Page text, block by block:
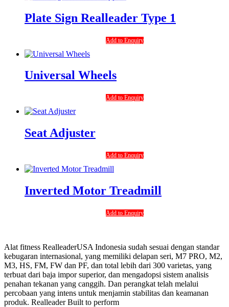
Plate Sign Realleader Type 1
Add to Enquiry
Universal Wheels
Add to Enquiry
Seat Adjuster
Add to Enquiry
Inverted Motor Treadmill
Add to Enquiry
Alat fitness RealleaderUSA Indonesia sudah sesuai dengan standar
kebugaran internasional, yang memiliki delapan seri, M7 PRO, M2,
M3, HS, FM, FW dan PF, dan total lebih dari 300 varietas, yang
terbuat dari baja impor superior, dan mengadopsi sistem analisis
penahan tekanan yang canggih. Dan perangkat telah melalui
percobaan yang intens untuk menjamin stabilitas dan keamanan
produk. Realleader Built to perform